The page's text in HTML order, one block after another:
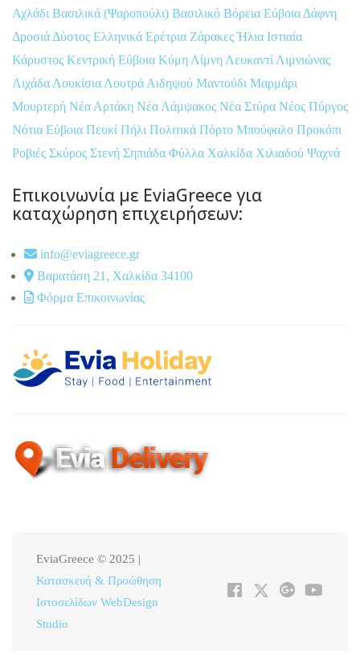
Αχλάδι Βασιλικά (Ψαροπούλι) Βασιλικό Βόρεια Εύβοια Δάφνη
Δροσιά Δύστος Ελληνικά Ερέτρια ΖάρακεςΉλια Ιστιαία
Κάρυστος Κεντρική Εύβοια Κύμη Λίμνη Λευκαντί Λιμνιώνας
Λιχάδα Λουκίσια Λουτρά Αιδηψού Μαντούδι Μαρμάρι
Μουρτερή Νέα Αρτάκη Νέα Λάμψακος Νέα Στύρα Νέος Πύργος
Νότια Εύβοια Πευκί Πήλι Πολιτικά Πόρτο Μπούφαλο Προκόπι
Ροβιές Σκύρος Στενή Σηπιάδα Φύλλα Χαλκίδα Χιλιαδού Ψαχνά
Επικοινωνία με EviaGreece για
καταχώρηση επιχειρήσεων:
info@eviagreece.gr
Βαρατάση 21, Χαλκίδα 34100
Φόρμα Επικοινωνίας
EviaGreece © 2025 |
Κατασκευή & Προώθηση
Ιστοσελίδων WebDesign
Studio